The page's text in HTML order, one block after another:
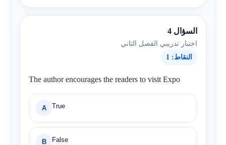
السؤال 4
اختبار تدريبي الفصل الثاني
النقاط: 1
The author encourages the readers to visit Expo
A True
B False